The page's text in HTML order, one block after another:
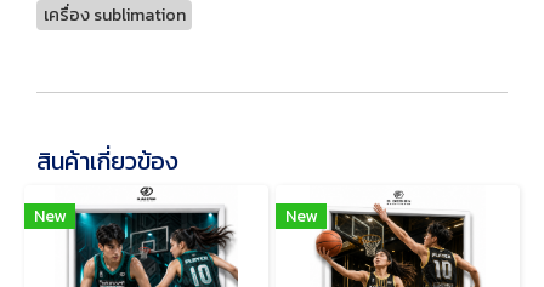
เครื่อง sublimation
สินค้าเกี่ยวข้อง
New New